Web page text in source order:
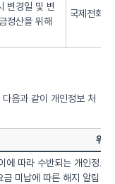
변경일 및 변
정산을 위해
국제전화
음과 같이 개인정보 처
위탁
따라 수반되는 개인정보
미납에 따른 해지 알림 업